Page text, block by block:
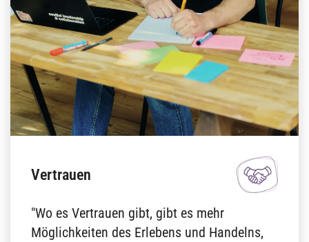
Vertrauen
"Wo es Vertrauen gibt, gibt es mehr
Möglichkeiten des Erlebens und Handelns,